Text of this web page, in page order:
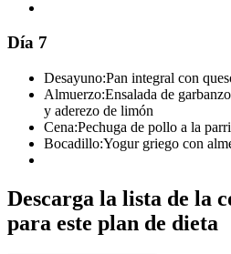
Día 7
Desayuno:Pan integral con
Almuerzo:Ensalada de
y aderezo de limón
Cena:Pechuga de pollo a la
Bocadillo:Yogur griego con
Descarga la lista de la
para este plan de dieta